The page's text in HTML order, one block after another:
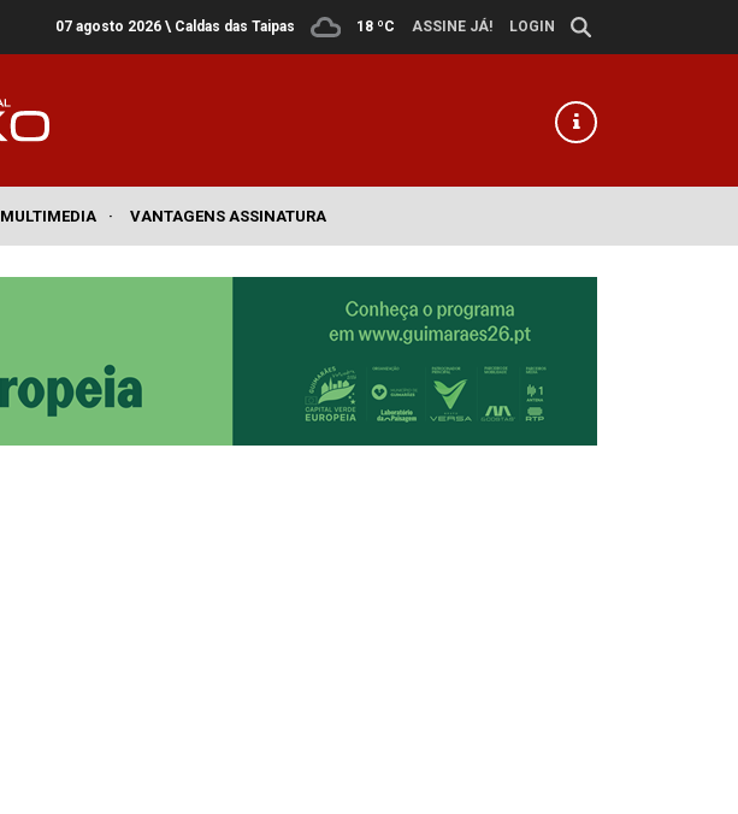
07 agosto 2026 \ Caldas das Taipas 18 ºC ASSINE JÁ! LOGIN
MULTIMEDIA · VANTAGENS ASSINATURA